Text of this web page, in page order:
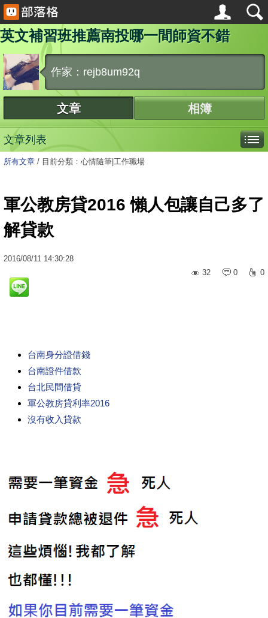
英文補習班推薦南投哪一間師資不錯
作家：rejb8um92q
文章 相簿
文章列表
所有文章 / 目前分類：心情隨筆|工作職場
軍公教房貸2016 懶人包讓自己多了
解貸款
2016/08/11 14:30:28
32
0 0
台南身分證借錢
台南證件借款
台北民間借貸
軍公教房貸利率2016
沒有收入貸款